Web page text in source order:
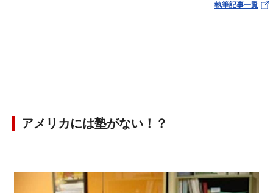
執筆記事一覧
アメリカには塾がない！？